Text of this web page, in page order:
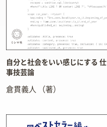
自分と社会をいい感じにする 仕
事技芸論
倉貫義人 （著）